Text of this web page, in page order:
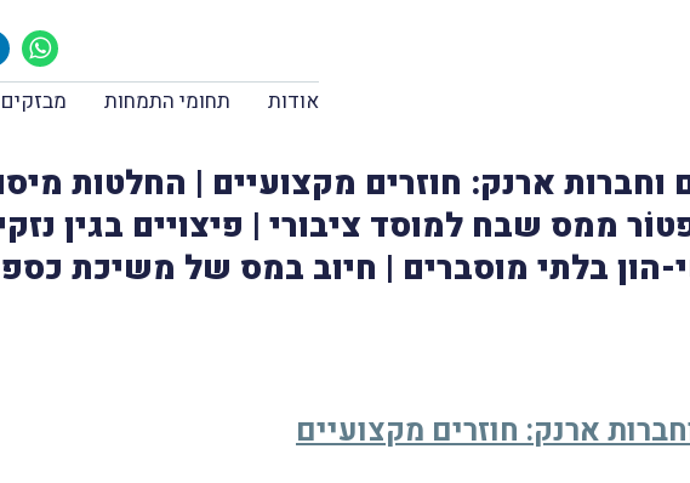
אודות תחומי התמחות מבזקים
וחברות ארנק: חוזרים מקצועיים | החלטות
לשנת 2025 | פטוֹר ממס שבח למוסד ציבורי | פיצויים
הון בלתי מוסברים | חיוב במס של משיכת
ארנק: חוזרים מקצועיים